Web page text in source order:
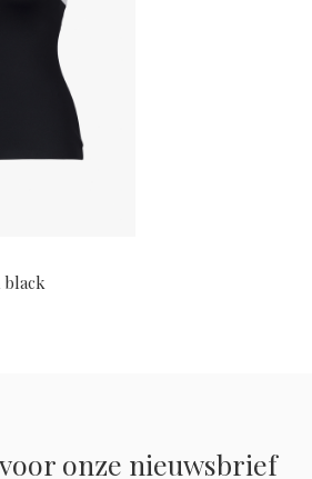
black
onze nieuwsbrief